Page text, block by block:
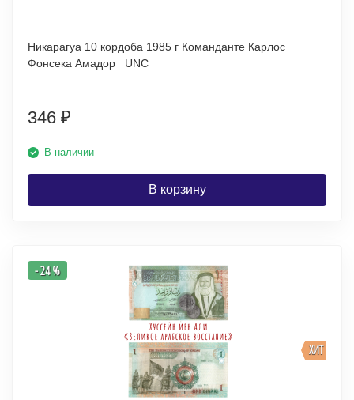
Никарагуа 10 кордоба 1985 г Команданте Карлос
Фонсека Амадор UNC
346 ₽
В наличии
В корзину
ХИТ
- 24 %